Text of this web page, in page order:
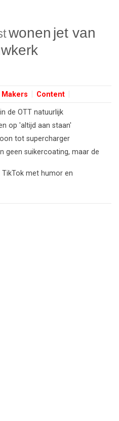
wonen jet van
Makers Content
de OTT natuurlijk
op 'altijd aan staan'
tot supercharger
geen suikercoating, maar de
TikTok met humor en